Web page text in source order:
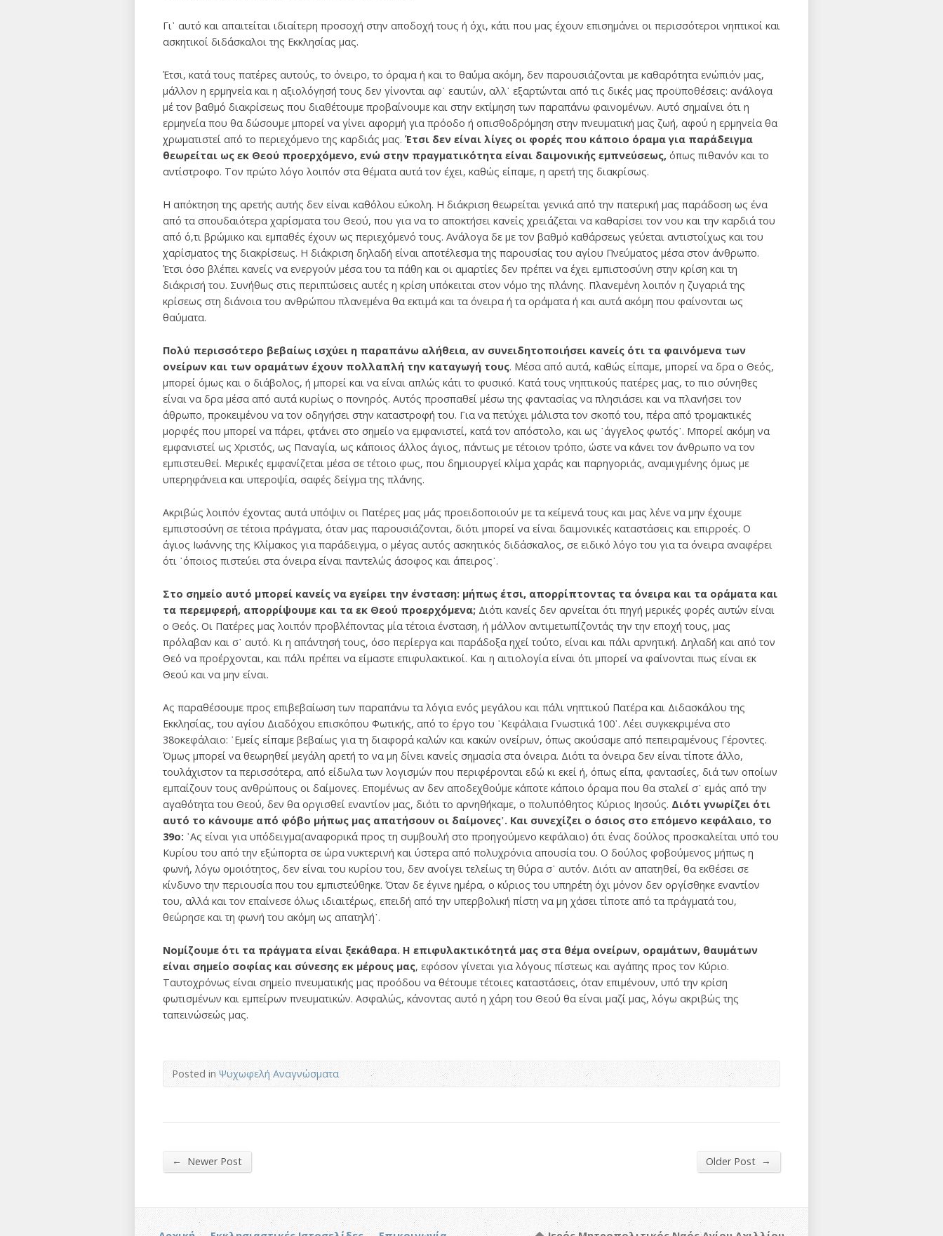
Γι᾽ αυτό και απαιτείται ιδιαίτερη προσοχή στην αποδοχή τους ή όχι, κάτι που μας έχουν επισημάνει οι περισσότεροι νηπτικοί και
ασκητικοί διδάσκαλοι της Εκκλησίας μας.
Έτσι, κατά τους πατέρες αυτούς, το όνειρο, το όραμα ή και το θαύμα ακόμη, δεν παρουσιάζονται με καθαρότητα ενώπιόν μας,
μάλλον η ερμηνεία και η αξιολόγησή τους δεν γίνονται αφ᾽ εαυτών, αλλ᾽ εξαρτώνται από τις δικές μας προϋποθέσεις: ανάλογα
μέ τον βαθμό διακρίσεως που διαθέτουμε προβαίνουμε και στην εκτίμηση των παραπάνω φαινομένων. Αυτό σημαίνει ότι η
ερμηνεία που θα δώσουμε μπορεί να γίνει αφορμή για πρόοδο ή οπισθοδρόμηση στην πνευματική μας ζωή, αφού η ερμηνεία θα
χρωματιστεί από το περιεχόμενο της καρδιάς μας. Έτσι δεν είναι λίγες οι φορές που κάποιο όραμα για παράδειγμα
θεωρείται ως εκ Θεού προερχόμενο, ενώ στην πραγματικότητα είναι δαιμονικής εμπνεύσεως, όπως πιθανόν και το
αντίστροφο. Τον πρώτο λόγο λοιπόν στα θέματα αυτά τον έχει, καθώς είπαμε, η αρετή της διακρίσως.
Η απόκτηση της αρετής αυτής δεν είναι καθόλου εύκολη. Η διάκριση θεωρείται γενικά από την πατερική μας παράδοση ως ένα
από τα σπουδαιότερα χαρίσματα του Θεού, που για να το αποκτήσει κανείς χρειάζεται να καθαρίσει τον νου και την καρδιά του
από ό,τι βρώμικο και εμπαθές έχουν ως περιεχόμενό τους. Ανάλογα δε με τον βαθμό καθάρσεως γεύεται αντιστοίχως και του
χαρίσματος της διακρίσεως. Η διάκριση δηλαδή είναι αποτέλεσμα της παρουσίας του αγίου Πνεύματος μέσα στον άνθρωπο.
Έτσι όσο βλέπει κανείς να ενεργούν μέσα του τα πάθη και οι αμαρτίες δεν πρέπει να έχει εμπιστοσύνη στην κρίση και τη
διάκρισή του. Συνήθως στις περιπτώσεις αυτές η κρίση υπόκειται στον νόμο της πλάνης. Πλανεμένη λοιπόν η ζυγαριά της
κρίσεως στη διάνοια του ανθρώπου πλανεμένα θα εκτιμά και τα όνειρα ή τα οράματα ή και αυτά ακόμη που φαίνονται ως
θαύματα.
Πολύ περισσότερο βεβαίως ισχύει η παραπάνω αλήθεια, αν συνειδητοποιήσει κανείς ότι τα φαινόμενα των
ονείρων και των οραμάτων έχουν πολλαπλή την καταγωγή τους. Μέσα από αυτά, καθώς είπαμε, μπορεί να δρα ο Θεός,
μπορεί όμως και ο διάβολος, ή μπορεί και να είναι απλώς κάτι το φυσικό. Κατά τους νηπτικούς πατέρες μας, το πιο σύνηθες
είναι να δρα μέσα από αυτά κυρίως ο πονηρός. Αυτός προσπαθεί μέσω της φαντασίας να πλησιάσει και να πλανήσει τον
άθρωπο, προκειμένου να τον οδηγήσει στην καταστροφή του. Για να πετύχει μάλιστα τον σκοπό του, πέρα από τρομακτικές
μορφές που μπορεί να πάρει, φτάνει στο σημείο να εμφανιστεί, κατά τον απόστολο, και ως ῾άγγελος φωτός᾽. Μπορεί ακόμη να
εμφανιστεί ως Χριστός, ως Παναγία, ως κάποιος άλλος άγιος, πάντως με τέτοιον τρόπο, ώστε να κάνει τον άνθρωπο να τον
εμπιστευθεί. Μερικές εμφανίζεται μέσα σε τέτοιο φως, που δημιουργεί κλίμα χαράς και παρηγοριάς, αναμιγμένης όμως με
υπερηφάνεια και υπεροψία, σαφές δείγμα της πλάνης.
Ακριβώς λοιπόν έχοντας αυτά υπόψιν οι Πατέρες μας μάς προειδοποιούν με τα κείμενά τους και μας λένε να μην έχουμε
εμπιστοσύνη σε τέτοια πράγματα, όταν μας παρουσιάζονται, διότι μπορεί να είναι δαιμονικές καταστάσεις και επιρροές. Ο
άγιος Ιωάννης της Κλίμακος για παράδειγμα, ο μέγας αυτός ασκητικός διδάσκαλος, σε ειδικό λόγο του για τα όνειρα αναφέρει
ότι ῾όποιος πιστεύει στα όνειρα είναι παντελώς άσοφος και άπειρος᾽.
Στο σημείο αυτό μπορεί κανείς να εγείρει την ένσταση: μήπως έτσι, απορρίπτοντας τα όνειρα και τα οράματα και
τα περεμφερή, απορρίψουμε και τα εκ Θεού προερχόμενα; Διότι κανείς δεν αρνείται ότι πηγή μερικές φορές αυτών είναι
ο Θεός. Οι Πατέρες μας λοιπόν προβλέποντας μία τέτοια ένσταση, ή μάλλον αντιμετωπίζοντάς την την εποχή τους, μας
πρόλαβαν και σ᾽ αυτό. Κι η απάντησή τους, όσο περίεργα και παράδοξα ηχεί τούτο, είναι και πάλι αρνητική. Δηλαδή και από τον
Θεό να προέρχονται, και πάλι πρέπει να είμαστε επιφυλακτικοί. Και η αιτιολογία είναι ότι μπορεί να φαίνονται πως είναι εκ
Θεού και να μην είναι.
Ας παραθέσουμε προς επιβεβαίωση των παραπάνω τα λόγια ενός μεγάλου και πάλι νηπτικού Πατέρα και Διδασκάλου της
Εκκλησίας, του αγίου Διαδόχου επισκόπου Φωτικής, από το έργο του ῾Κεφάλαια Γνωστικά 100᾽. Λέει συγκεκριμένα στο
38οκεφάλαιο: ῾Εμείς είπαμε βεβαίως για τη διαφορά καλών και κακών ονείρων, όπως ακούσαμε από πεπειραμένους Γέροντες.
Όμως μπορεί να θεωρηθεί μεγάλη αρετή το να μη δίνει κανείς σημασία στα όνειρα. Διότι τα όνειρα δεν είναι τίποτε άλλο,
τουλάχιστον τα περισσότερα, από είδωλα των λογισμών που περιφέρονται εδώ κι εκεί ή, όπως είπα, φαντασίες, διά των οποίων
εμπαίζουν τους ανθρώπους οι δαίμονες. Επομένως αν δεν αποδεχθούμε κάποτε κάποιο όραμα που θα σταλεί σ᾽ εμάς από την
αγαθότητα του Θεού, δεν θα οργισθεί εναντίον μας, διότι το αρνηθήκαμε, ο πολυπόθητος Κύριος Ιησούς. Διότι γνωρίζει ότι
αυτό το κάνουμε από φόβο μήπως μας απατήσουν οι δαίμονες᾽. Και συνεχίζει ο όσιος στο επόμενο κεφάλαιο, το
39ο: ῾Ας είναι για υπόδειγμα(αναφορικά προς τη συμβουλή στο προηγούμενο κεφάλαιο) ότι ένας δούλος προσκαλείται υπό του
Κυρίου του από την εξώπορτα σε ώρα νυκτερινή και ύστερα από πολυχρόνια απουσία του. Ο δούλος φοβούμενος μήπως η
φωνή, λόγω ομοιότητος, δεν είναι του κυρίου του, δεν ανοίγει τελείως τη θύρα σ᾽ αυτόν. Διότι αν απατηθεί, θα εκθέσει σε
κίνδυνο την περιουσία που του εμπιστεύθηκε. Όταν δε έγινε ημέρα, ο κύριος του υπηρέτη όχι μόνον δεν οργίσθηκε εναντίον
του, αλλά και τον επαίνεσε όλως ιδιαιτέρως, επειδή από την υπερβολική πίστη να μη χάσει τίποτε από τα πράγματά του,
θεώρησε και τη φωνή του ακόμη ως απατηλή᾽.
Νομίζουμε ότι τα πράγματα είναι ξεκάθαρα. Η επιφυλακτικότητά μας στα θέμα ονείρων, οραμάτων, θαυμάτων
είναι σημείο σοφίας και σύνεσης εκ μέρους μας, εφόσον γίνεται για λόγους πίστεως και αγάπης προς τον Κύριο.
Ταυτοχρόνως είναι σημείο πνευματικής μας προόδου να θέτουμε τέτοιες καταστάσεις, όταν επιμένουν, υπό την κρίση
φωτισμένων και εμπείρων πνευματικών. Ασφαλώς, κάνοντας αυτό η χάρη του Θεού θα είναι μαζί μας, λόγω ακριβώς της
ταπεινώσεώς μας.
Posted inΨυχωφελή Αναγνώσματα
← Newer Post Older Post →